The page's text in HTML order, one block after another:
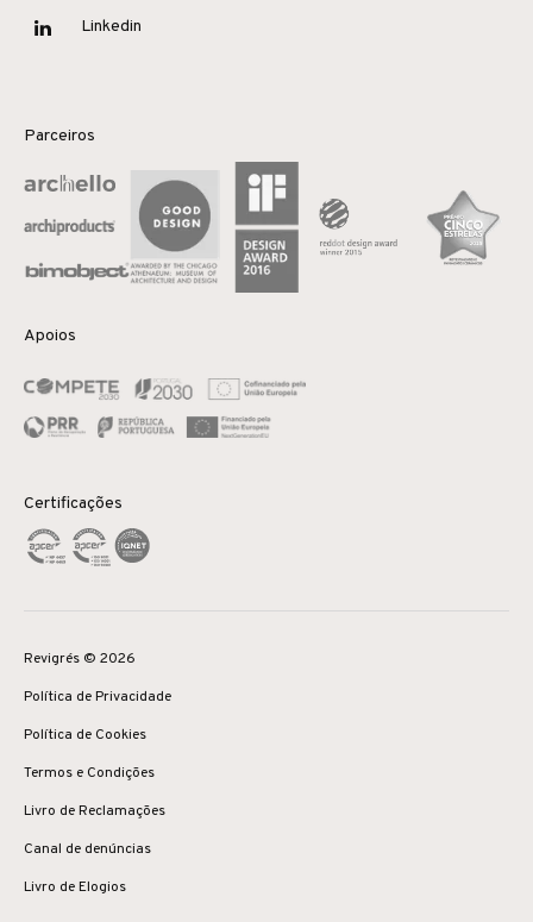
Linkedin
Parceiros
Apoios
Certificações
Revigrés © 2026
Política de Privacidade
Política de Cookies
Termos e Condições
Livro de Reclamações
Canal de denúncias
Livro de Elogios